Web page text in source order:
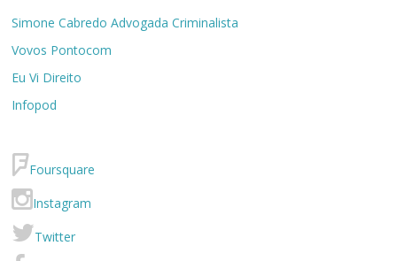
Simone Cabredo Advogada Criminalista
Vovos Pontocom
Eu Vi Direito
Infopod
Foursquare
Instagram
Twitter